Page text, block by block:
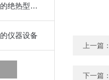
如何根据环境选择合适的绝热型浸水保温服？
仪器设备
上一篇
下一篇